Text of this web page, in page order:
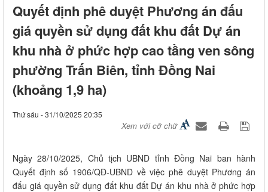
Quyết định phê duyệt Phương án đấu
giá quyền sử dụng đất khu đất Dự án
khu nhà ở phức hợp cao tầng ven sông
phường Trấn Biên, tỉnh Đồng Nai
(khoảng 1,9 ha)
Thứ sáu - 31/10/2025 20:35
Xem với cỡ chữ
Ngày 28/10/2025, Chủ tịch UBND tỉnh Đồng Nai ban hành
Quyết định số 1906/QĐ-UBND về việc phê duyệt Phương án
đấu giá quyền sử dụng đất khu đất Dự án khu nhà ở phức hợp